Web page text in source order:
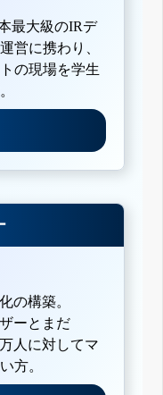
最大級のIRデ
営に携わり、
の現場を学生
の構築。
ーとまだ
人に対してマ
方。